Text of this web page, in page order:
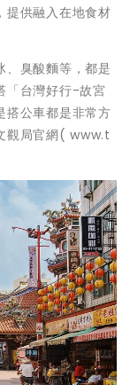
提供融入在地食材
、臭酸麵等，都是
「台灣好行-故宮
搭公車都是非常方
觀局官網( www.t